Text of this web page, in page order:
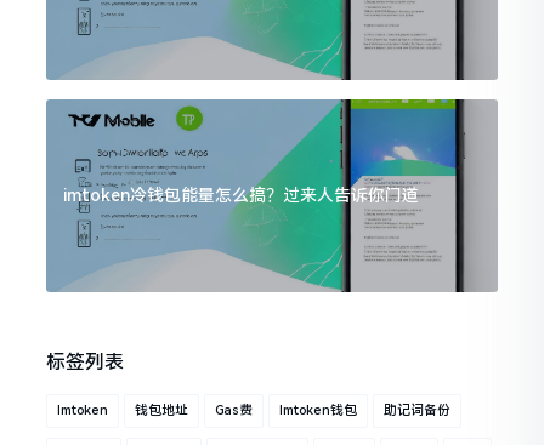
imtoken冷钱包能量怎么搞？过来人告诉你门道
标签列表
Imtoken 钱包地址 Gas费 Imtoken钱包 助记词备份